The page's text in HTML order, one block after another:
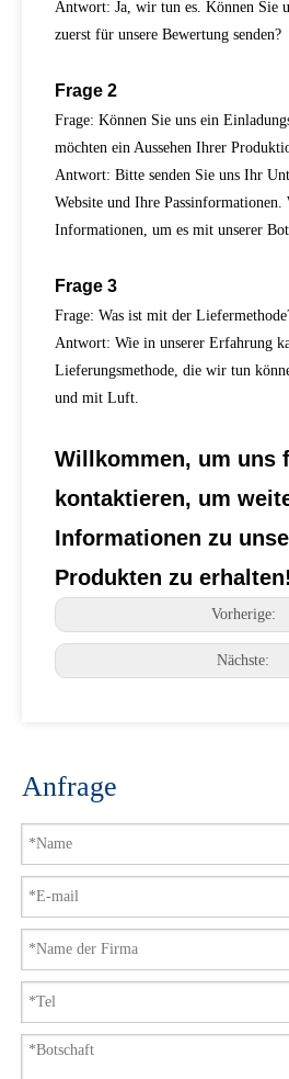
Antwort: Ja, wir tun es. Können Sie
zuerst für unsere Bewertung senden?
Frage 2
Frage: Können Sie uns ein
möchten ein Aussehen Ihrer
Antwort: Bitte senden Sie uns Ihr
Website und Ihre Passinformationen.
Informationen, um es mit unserer
Frage 3
Frage: Was ist mit der
Antwort: Wie in unserer Erfahrung
Lieferungsmethode, die wir tun
und mit Luft.
Willkommen, um uns
kontaktieren, um
Informationen zu
Produkten zu erhalten!
Vorherige:
Nächste:
Anfrage